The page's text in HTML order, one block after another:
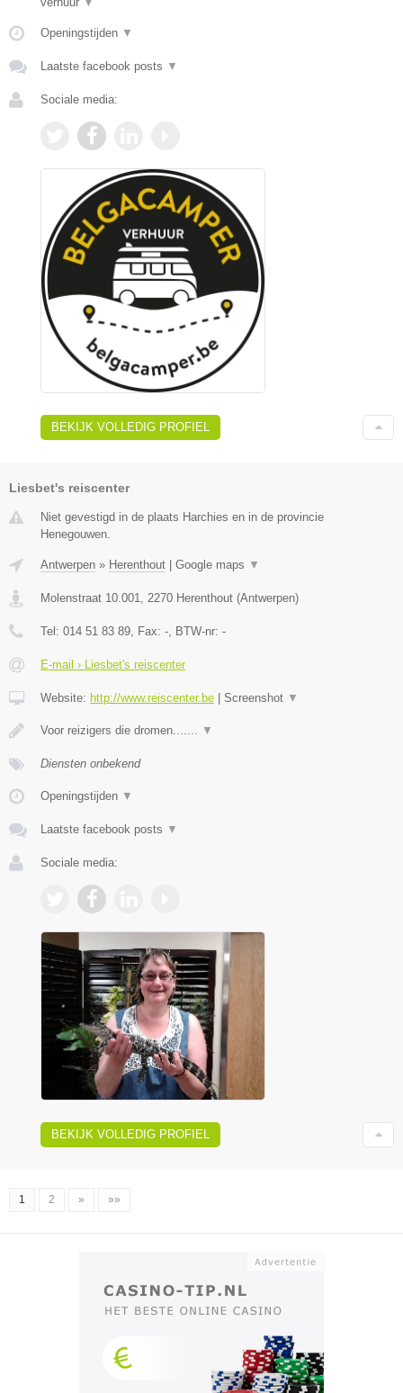
Openingstijden ▼
Laatste facebook posts ▼
Sociale media:
BEKIJK VOLLEDIG PROFIEL
Liesbet's reiscenter
Niet gevestigd in de plaats Harchies en in de provincie
Henegouwen.
Antwerpen » Herenthout Google maps ▼
Molenstraat 10.001, 2270 Herenthout (Antwerpen)
Tel: 014 51 83 89, Fax: -, BTW-nr: -
E-mail › Liesbet's reiscenter
Website: http://www.reiscenter.be Screenshot ▼
Voor reizigers die dromen....... ▼
Diensten onbekend
Openingstijden ▼
Laatste facebook posts ▼
Sociale media:
BEKIJK VOLLEDIG PROFIEL
1 2 » »»